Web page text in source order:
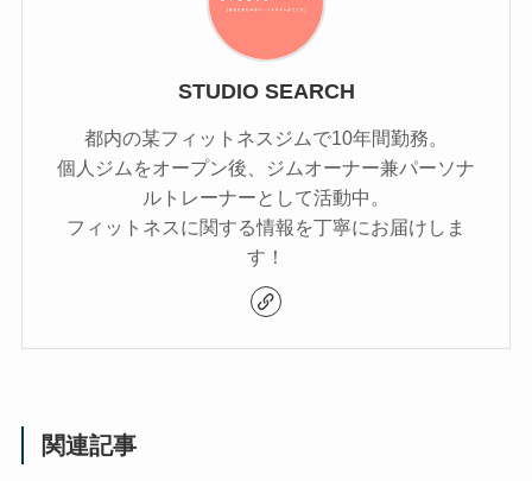
STUDIO SEARCH
都内の某フィットネスジムで10年間勤務。
個人ジムをオープン後、ジムオーナー兼パーソナ
ルトレーナーとして活動中。
フィットネスに関する情報を丁寧にお届けしま
す！
関連記事